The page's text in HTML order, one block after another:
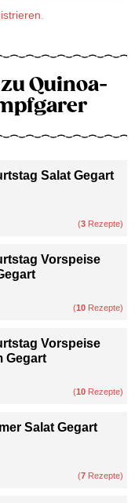
Quinoa-
Salat Gegart
(3 Rezepte)
Vorspeise
(10 Rezepte)
Vorspeise
Gegart
(10 Rezepte)
Salat Gegart
(7 Rezepte)